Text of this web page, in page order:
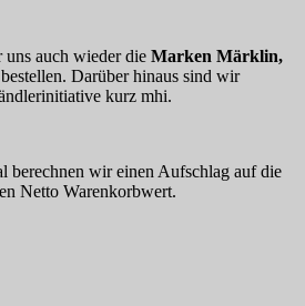
auch wieder die Marken Märklin,
bestellen. Darüber hinaus sind wir
kurz mhi.
berechnen wir einen Aufschlag auf die
Netto Warenkorbwert.